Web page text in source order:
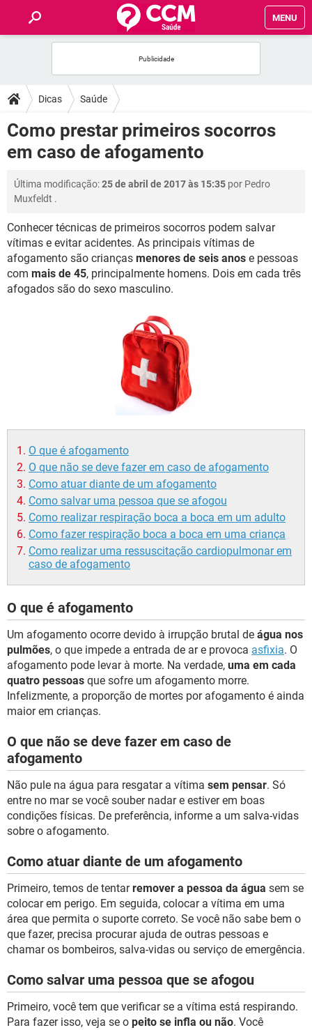
MENU
FÓRUM
SAÚDE
FAMÍLIA
NUTRIÇÃO
BEM-ESTAR
SEXUALIDADE
Dicas Saúde
Como prestar primeiros socorros
em caso de afogamento
Última modificação:25 de abril de 2017 às 15:35 por Pedro
Muxfeldt .
Conhecer técnicas de primeiros socorros podem salvar
vítimas e evitar acidentes. As principais vítimas de
afogamento são crianças menores de seis anos e pessoas
com mais de 45, principalmente homens. Dois em cada três
afogados são do sexo masculino.
O que é afogamento
O que não se deve fazer em caso de afogamento
Como atuar diante de um afogamento
Como salvar uma pessoa que se afogou
Como realizar respiração boca a boca em um adulto
Como fazer respiração boca a boca em uma criança
Como realizar uma ressuscitação cardiopulmonar em
caso de afogamento
O que é afogamento
Um afogamento ocorre devido à irrupção brutal de água nos
pulmões, o que impede a entrada de ar e provoca asfixia. O
afogamento pode levar à morte. Na verdade, uma em cada
quatro pessoas que sofre um afogamento morre.
Infelizmente, a proporção de mortes por afogamento é ainda
maior em crianças.
O que não se deve fazer em caso de
afogamento
Não pule na água para resgatar a vítima sem pensar. Só
entre no mar se você souber nadar e estiver em boas
condições físicas. De preferência, informe a um salva-vidas
sobre o afogamento.
Como atuar diante de um afogamento
Primeiro, temos de tentarremover a pessoa da água sem se
colocar em perigo. Em seguida, colocar a vítima em uma
área que permita o suporte correto. Se você não sabe bem o
que fazer, precisa procurar ajuda de outras pessoas e
chamar os bombeiros, salva-vidas ou serviço de emergência.
Como salvar uma pessoa que se afogou
Primeiro, você tem que verificar se a vítima está respirando.
Para fazer isso, veja se o peito se infla ou não. Você